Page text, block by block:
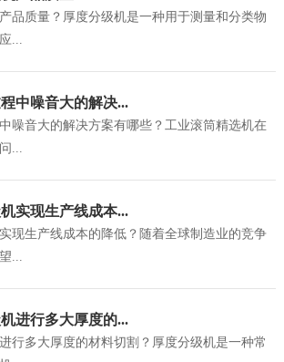
品质量？厚度分级机是一种用于测量和分类物
...
中噪音大的解决...
噪音大的解决方案有哪些？工业滚筒精选机在
...
实现生产线成本...
现生产线成本的降低？随着全球制造业的竞争
...
进行多大厚度的...
行多大厚度的材料切割？厚度分级机是一种常